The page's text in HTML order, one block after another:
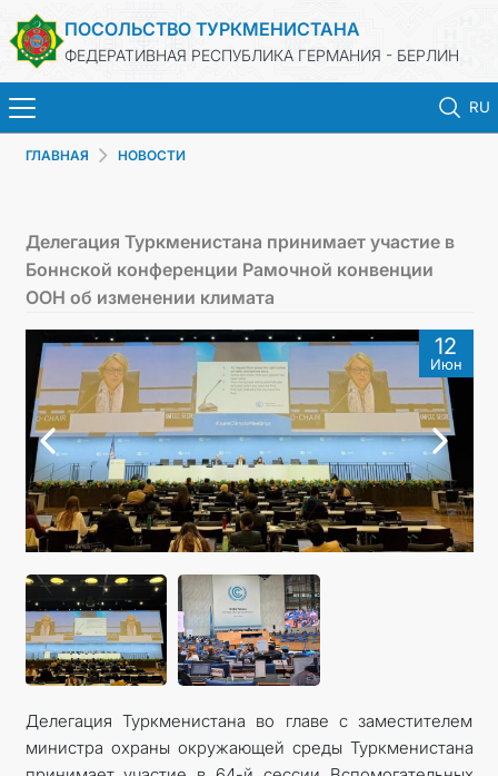
ПОСОЛЬСТВО ТУРКМЕНИСТАНА
ФЕДЕРАТИВНАЯ РЕСПУБЛИКА ГЕРМАНИЯ - БЕРЛИН
RU
МИД ТУРКМЕНИСТАНА
ТУРКМЕНИСТАН
КОНСУЛЬСКИЙ ОТДЕЛ
ИНВЕСТИЦИИ В ТУРКМЕНИСТАН
КОНТАКТНЫЕ ДАННЫЕ
ГЛАВНАЯ НОВОСТИ
Делегация Туркменистана принимает участие в
Боннской конференции Рамочной конвенции
ООН об изменении климата
12
Июн
Делегация Туркменистана во главе с заместителем
министра охраны окружающей среды Туркменистана